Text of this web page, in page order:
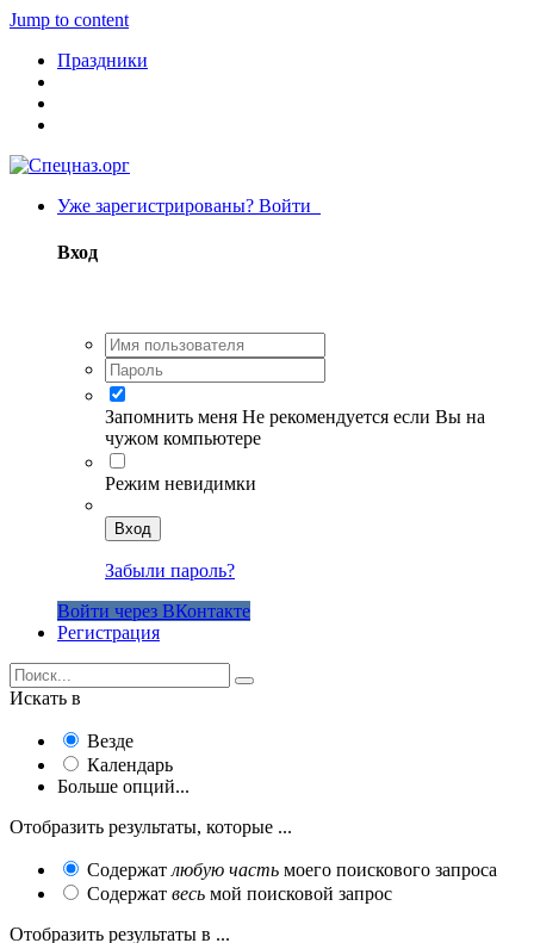
Jump to content
Праздники
Уже зарегистрированы? Войти
Вход
Запомнить меня Не рекомендуется если Вы на
чужом компьютере
Режим невидимки
Вход
Забыли пароль?
Войти через ВКонтакте
Регистрация
Искать в
Везде
Календарь
Больше опций...
Отобразить результаты, которые ...
Содержат любую часть моего поискового запроса
Содержат весь мой поисковой запрос
Отобразить результаты в ...